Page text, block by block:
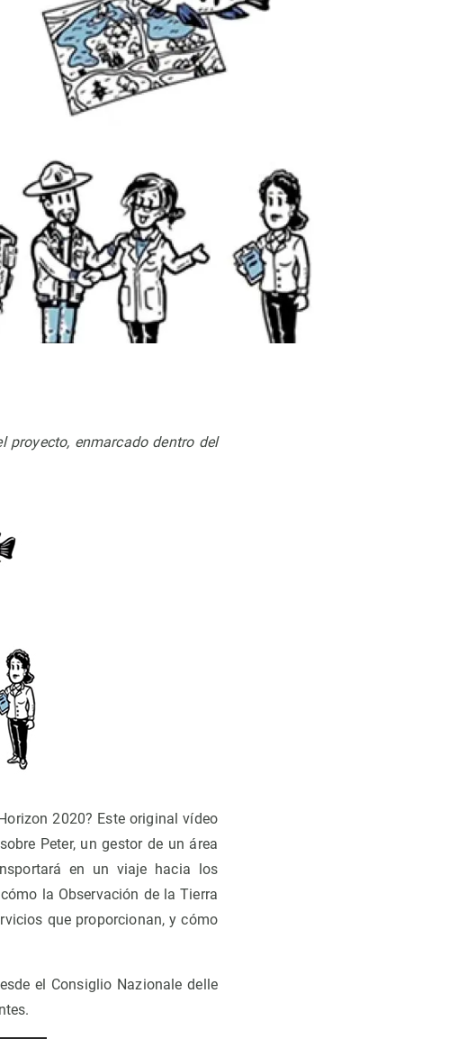
proyecto, enmarcado dentro del
2020? Este original vídeo
Peter, un gestor de un área
en un viaje hacia los
la Observación de la Tierra
que proporcionan, y cómo
el Consiglio Nazionale delle
Pide tu beca ERC
Programa de másteres y doctorado
Visitante o sabático
Un lugar donde crecer
Desarrollo de carrera
Te ofrecemos formación